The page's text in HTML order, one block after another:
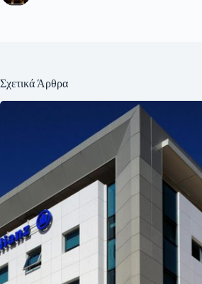
Σχετικά Άρθρα